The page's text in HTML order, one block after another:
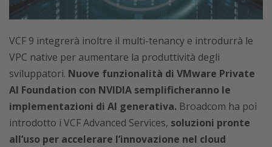
VCF 9 integrerà inoltre il multi-tenancy e introdurrà le
VPC native per aumentare la produttività degli
sviluppatori. Nuove funzionalità di VMware Private
AI Foundation con NVIDIA semplificheranno le
implementazioni di AI generativa. Broadcom ha poi
introdotto i VCF Advanced Services, soluzioni pronte
all’uso per accelerare l’innovazione nel cloud